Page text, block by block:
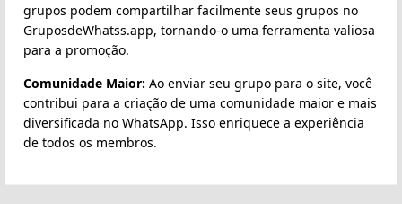
grupos podem compartilhar facilmente seus grupos no
GruposdeWhatss.app, tornando-o uma ferramenta valiosa
para a promoção.
Comunidade Maior: Ao enviar seu grupo para o site, você
contribui para a criação de uma comunidade maior e mais
diversificada no WhatsApp. Isso enriquece a experiência
de todos os membros.